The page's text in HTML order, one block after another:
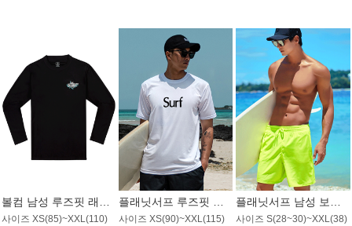
사이즈 XS(85)~XXL(110) 사이즈 XS(90)~XXL(115)
사이즈 S(28~30)~XXL(38)